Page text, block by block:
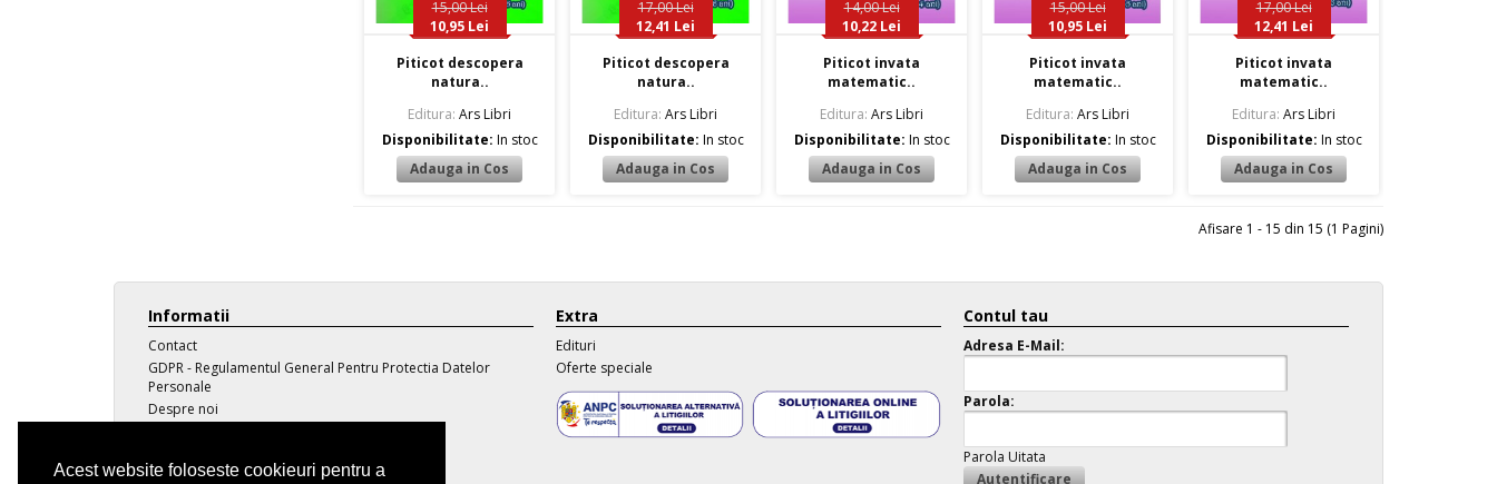
Acest website foloseste cookieuri pentru a
15,00 Lei
10,95 Lei
Piticot descopera
natura..
Editura: Ars Libri
Disponibilitate: In stoc
17,00 Lei
12,41 Lei
Piticot descopera
natura..
Editura: Ars Libri
Disponibilitate: In stoc
14,00 Lei
10,22 Lei
Piticot invata
matematic..
Editura: Ars Libri
Disponibilitate: In stoc
15,00 Lei
10,95 Lei
Piticot invata
matematic..
Editura: Ars Libri
Disponibilitate: In stoc
17,00 Lei
12,41 Lei
Piticot invata
matematic..
Editura: Ars Libri
Disponibilitate: In stoc
Afisare 1 - 15 din 15 (1 Pagini)
Informatii
Contact
GDPR - Regulamentul General Pentru Protectia Datelor
Personale
Despre noi
Termeni si conditii
Extra
Edituri
Oferte speciale
Contul tau
Adresa E-Mail:
Parola:
Parola Uitata